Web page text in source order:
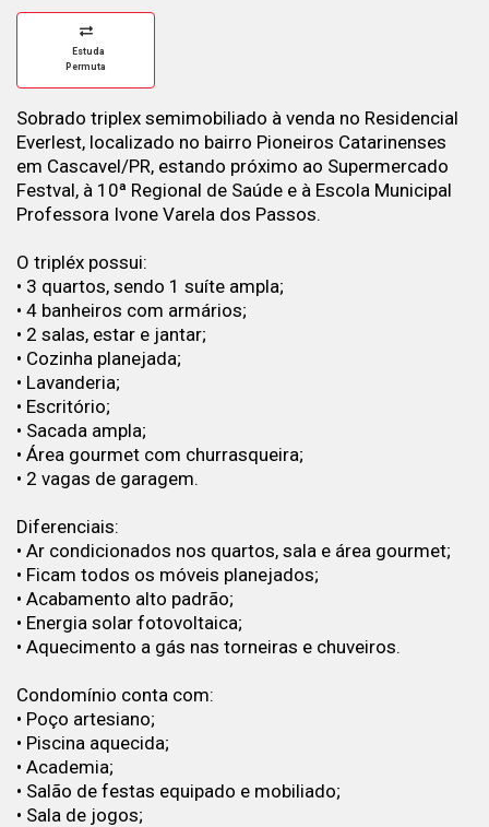
Estuda
Permuta
Sobrado triplex semimobiliado à venda no Residencial
Everlest, localizado no bairro Pioneiros Catarinenses
em Cascavel/PR, estando próximo ao Supermercado
Festval, à 10ª Regional de Saúde e à Escola Municipal
Professora Ivone Varela dos Passos.
O tripléx possui:
• 3 quartos, sendo 1 suíte ampla;
• 4 banheiros com armários;
• 2 salas, estar e jantar;
• Cozinha planejada;
• Lavanderia;
• Escritório;
• Sacada ampla;
• Área gourmet com churrasqueira;
• 2 vagas de garagem.
Diferenciais:
• Ar condicionados nos quartos, sala e área gourmet;
• Ficam todos os móveis planejados;
• Acabamento alto padrão;
• Energia solar fotovoltaica;
• Aquecimento a gás nas torneiras e chuveiros.
Condomínio conta com:
• Poço artesiano;
• Piscina aquecida;
• Academia;
• Salão de festas equipado e mobiliado;
• Sala de jogos;